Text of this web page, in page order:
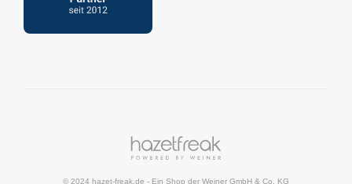
© 2024 hazet-freak.de - Ein Shop der Weiner GmbH & Co. KG